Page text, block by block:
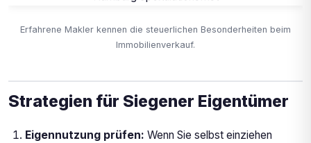
Erfahrene Makler kennen die steuerlichen Besonderheiten beim
Immobilienverkauf.
Strategien für Siegener Eigentümer
Eigennutzung prüfen: Wenn Sie selbst einziehen